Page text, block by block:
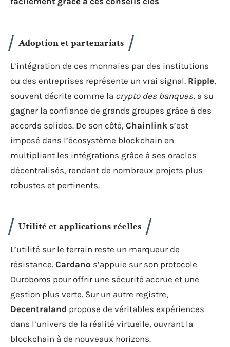
Adoption et partenariats
L’intégration de ces monnaies par des institutions
ou des entreprises représente un vrai signal. Ripple,
souvent décrite comme la crypto des banques, a su
gagner la confiance de grands groupes grâce à des
accords solides. De son côté, Chainlink s’est
imposé dans l’écosystème blockchain en
multipliant les intégrations grâce à ses oracles
décentralisés, rendant de nombreux projets plus
robustes et pertinents.
Utilité et applications réelles
L’utilité sur le terrain reste un marqueur de
résistance. Cardano s’appuie sur son protocole
Ouroboros pour offrir une sécurité accrue et une
gestion plus verte. Sur un autre registre,
Decentraland propose de véritables expériences
dans l’univers de la réalité virtuelle, ouvrant la
blockchain à de nouveaux horizons.